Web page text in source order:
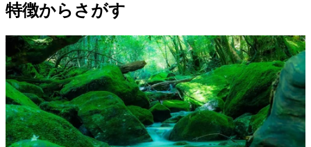
特徴からさがす